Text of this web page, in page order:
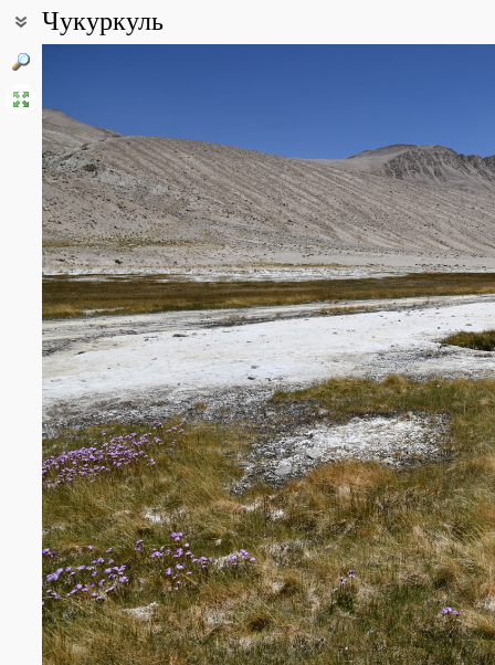
Чукуркуль
Озеро Чукуркуль является бессточным горько-соленым
Аличурского хребта. Берега сильно заболочены и засолены.
Все фотографии(9) Фото растений и лишайников(19)